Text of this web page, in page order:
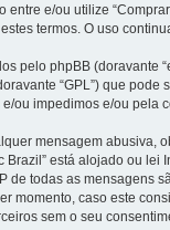
entre e/ou utilize
termos. O uso
pelo phpBB (doravante
“GPL”) que pode
ou impedimos e/ou pela
mensagem abusiva,
Brazil” está alojado ou
de todas as mensagens
momento, caso este
sem o seu